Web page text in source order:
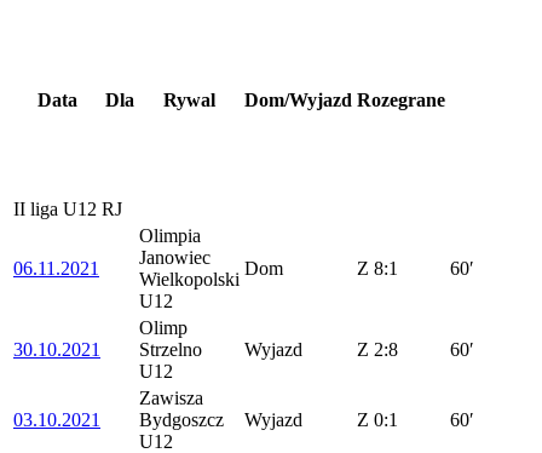
Data Dla Rywal Dom/Wyjazd Rozegrane
II liga U12 RJ
06.11.2021
Olimpia
Janowiec
Wielkopolski
U12
Dom Z 8:1 60′
30.10.2021
Olimp
Strzelno
U12
Wyjazd Z 2:8 60′
03.10.2021
Zawisza
Bydgoszcz
U12
Wyjazd Z 0:1 60′